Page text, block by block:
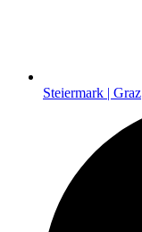
Steiermark | Graz